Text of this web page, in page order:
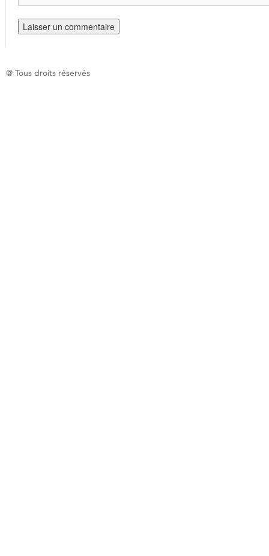
@ Tous droits réservés